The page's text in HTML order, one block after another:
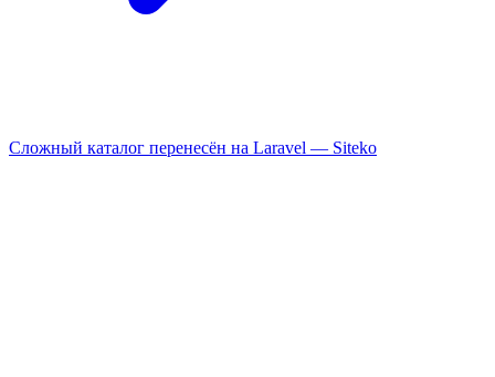
Сложный каталог перенесён на Laravel — Siteko